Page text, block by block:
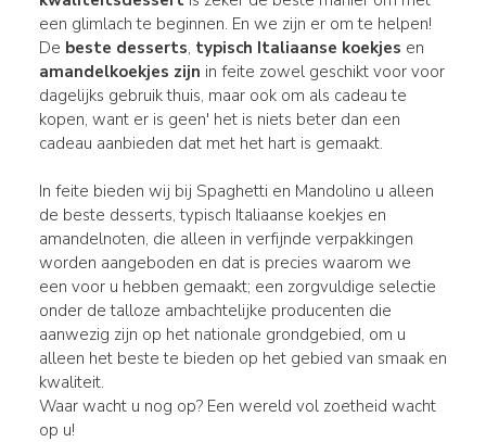
een glimlach te beginnen. En we zijn er om te helpen!
De beste desserts, typisch Italiaanse koekjes en
amandelkoekjes zijn in feite zowel geschikt voor voor
dagelijks gebruik thuis, maar ook om als cadeau te
kopen, want er is geen' het is niets beter dan een
cadeau aanbieden dat met het hart is gemaakt.
In feite bieden wij bij Spaghetti en Mandolino u alleen
de beste desserts, typisch Italiaanse koekjes en
amandelnoten, die alleen in verfijnde verpakkingen
worden aangeboden en dat is precies waarom we
een voor u hebben gemaakt; een zorgvuldige selectie
onder de talloze ambachtelijke producenten die
aanwezig zijn op het nationale grondgebied, om u
alleen het beste te bieden op het gebied van smaak en
kwaliteit.
Waar wacht u nog op? Een wereld vol zoetheid wacht
op u!